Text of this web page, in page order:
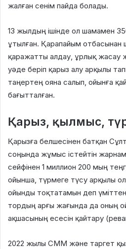
жалған сенім пайда болады.
13 жылдың ішінде ол шамамен
ұтылған. Қарапайым отбасынан
қаражатты алдау, ұрлық жасау
уәде беріп қарыз алу арқылы
таңертең ояна салып, ойынға
бағытталған.
Қарыз, қылмыс,
Қарызға белшесінен батқан
соңында жұмыс істейтін
сейфінен 1 миллион 200 мың
ойынша, түрмеге түсу арқылы
ойынды тоқтатамын деп
тордың арғы жағында да оның
ақшасының есесін қайтару
2022 жылы СММ және таргет